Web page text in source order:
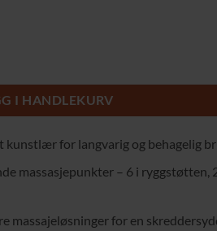
I HANDLEKURV
kunstlær for langvarig og behagelig
massasjepunkter – 6 i ryggstøtten,
massajeløsninger for en